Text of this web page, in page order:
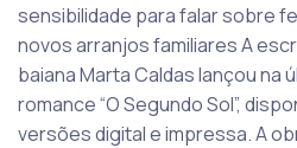
sensibilidade para falar sobre
novos arranjos familiares A
baiana Marta Caldas lançou na
romance “O Segundo Sol”,
versões digital e impressa. A